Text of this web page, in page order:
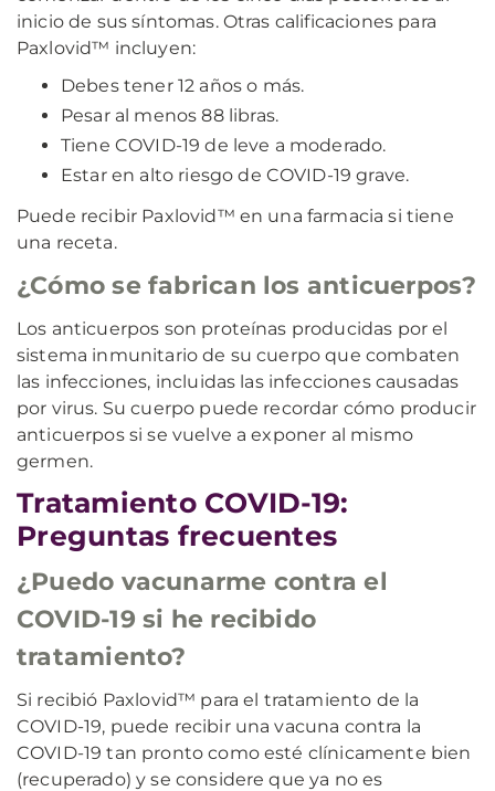
inicio de sus síntomas. Otras calificaciones para
Paxlovid™ incluyen:
Debes tener 12 años o más.
Pesar al menos 88 libras.
Tiene COVID-19 de leve a moderado.
Estar en alto riesgo de COVID-19 grave.
Puede recibir Paxlovid™ en una farmacia si tiene
una receta.
¿Cómo se fabrican los anticuerpos?
Los anticuerpos son proteínas producidas por el
sistema inmunitario de su cuerpo que combaten
las infecciones, incluidas las infecciones causadas
por virus. Su cuerpo puede recordar cómo producir
anticuerpos si se vuelve a exponer al mismo
germen.
Tratamiento COVID-19:
Preguntas frecuentes
¿Puedo vacunarme contra el
COVID-19 si he recibido
tratamiento?
Si recibió Paxlovid™ para el tratamiento de la
COVID-19, puede recibir una vacuna contra la
COVID-19 tan pronto como esté clínicamente bien
(recuperado) y se considere que ya no es